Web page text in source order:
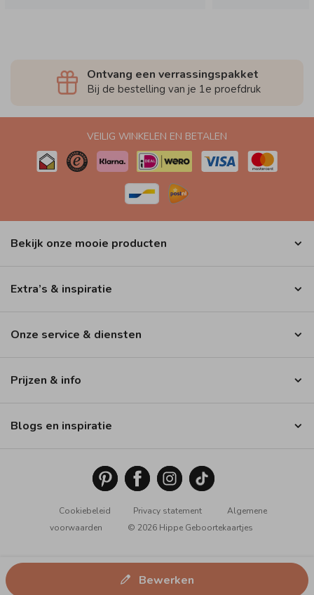
Bewerken
Ontvang een verrassingspakket
Bij de bestelling van je 1e proefdruk
VEILIG WINKELEN EN BETALEN
Bekijk onze mooie producten
Extra’s & inspiratie
Onze service & diensten
Prijzen & info
Blogs en inspiratie
Cookiebeleid Privacy statement
Algemene
voorwaarden
© 2026 Hippe Geboortekaartjes